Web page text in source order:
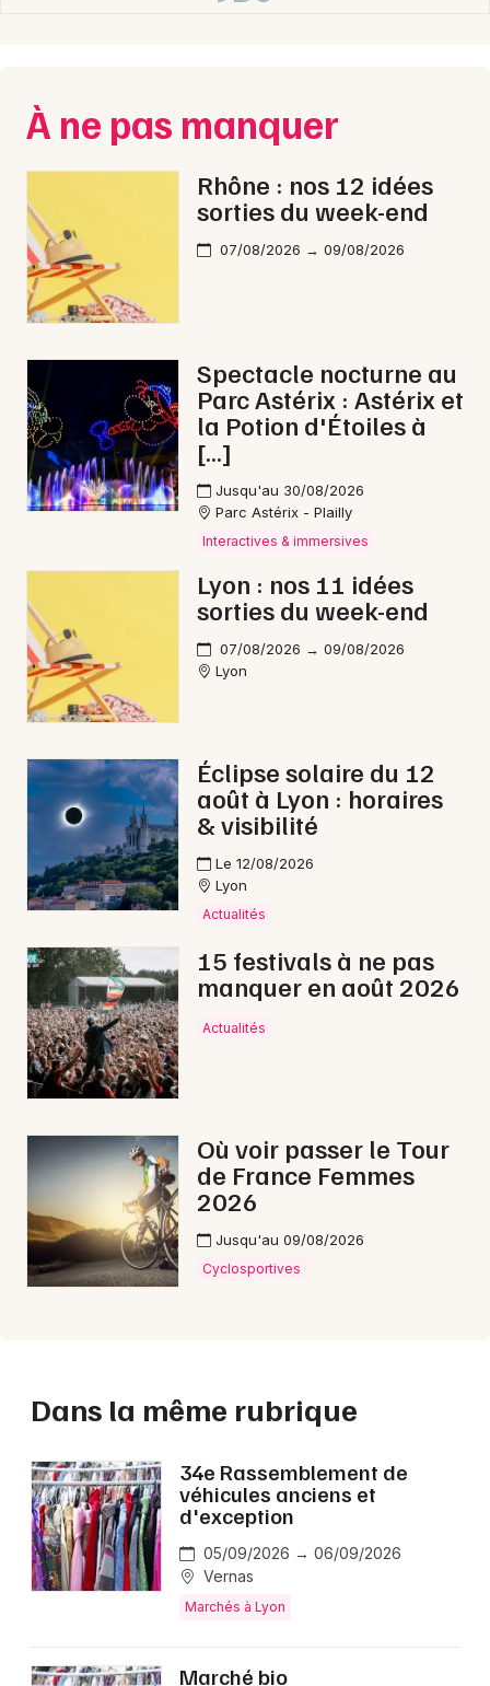
69 - Rhône
Choisir mes départements
Mon email
Je m'abonne
À ne pas manquer
Rhône : nos 12 idées
sorties du week-end
07/08/2026 → 09/08/2026
Spectacle nocturne au
Parc Astérix : Astérix et
la Potion d'Étoiles à
[…]
Jusqu'au 30/08/2026
Parc Astérix - Plailly
Interactives & immersives
Lyon : nos 11 idées
sorties du week-end
07/08/2026 → 09/08/2026
Lyon
Éclipse solaire du 12
août à Lyon : horaires
& visibilité
Le 12/08/2026
Lyon
Actualités
15 festivals à ne pas
manquer en août 2026
Actualités
Où voir passer le Tour
de France Femmes
2026
Jusqu'au 09/08/2026
Cyclosportives
Dans la même rubrique
34e Rassemblement de
véhicules anciens et
d'exception
05/09/2026 → 06/09/2026
Vernas
Marchés à Lyon
Marché bio